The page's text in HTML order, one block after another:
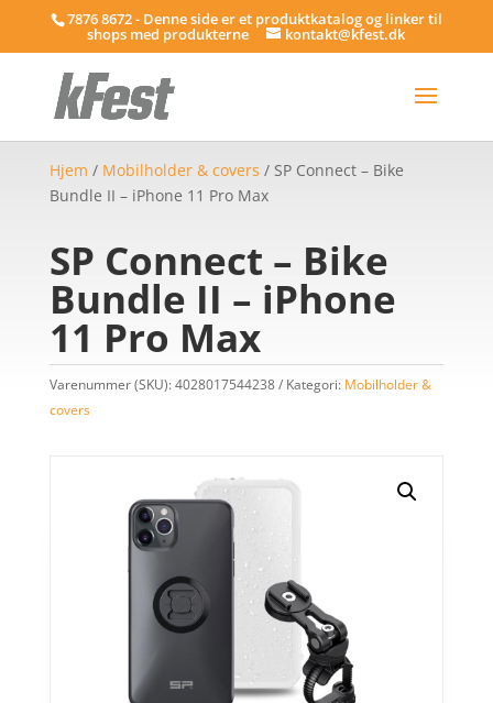
7876 8672 - Denne side er et produktkatalog og linker til
shops med produkterne kontakt@kfest.dk
Hjem / Mobilholder & covers / SP Connect – Bike
Bundle II – iPhone 11 Pro Max
SP Connect – Bike
Bundle II – iPhone
11 Pro Max
Varenummer (SKU):4028017544238 Kategori: Mobilholder &
covers